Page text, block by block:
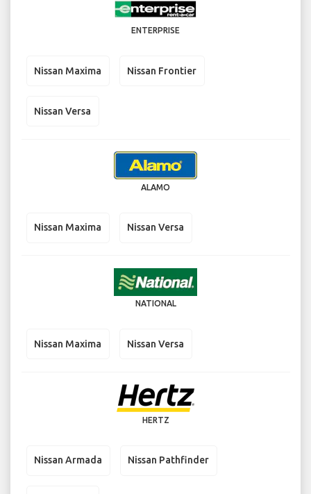
ENTERPRISE
Nissan Maxima Nissan Frontier
Nissan Versa
ALAMO
Nissan Maxima Nissan Versa
NATIONAL
Nissan Maxima Nissan Versa
HERTZ
Nissan Armada Nissan Pathfinder